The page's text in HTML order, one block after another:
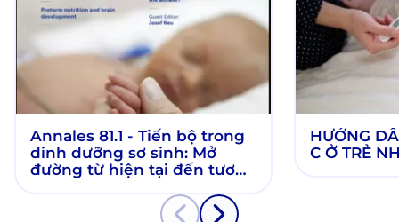
Annales 81.1 - Tiến bộ trong
dinh dưỡng sơ sinh: Mở
đường từ hiện tại đến tương
HƯỚNG
C Ở TRẺ